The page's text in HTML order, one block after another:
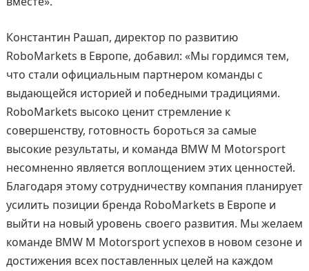
Константин Рашап, директор по развитию
RoboMarkets в Европе, добавил: «Мы гордимся тем,
что стали официальным партнером команды с
выдающейся историей и победными традициями.
RoboMarkets высоко ценит стремление к
совершенству, готовность бороться за самые
высокие результаты, и команда BMW M Motorsport
несомненно является воплощением этих ценностей.
Благодаря этому сотрудничеству компания планирует
усилить позиции бренда RoboMarkets в Европе и
выйти на новый уровень своего развития. Мы желаем
команде BMW M Motorsport успехов в новом сезоне и
достижения всех поставленных целей на каждом